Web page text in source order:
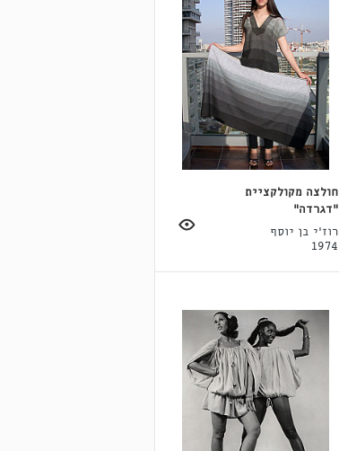
חולצה מקולקציית
"דגרדה"
רוז'י בן יוסף
1974